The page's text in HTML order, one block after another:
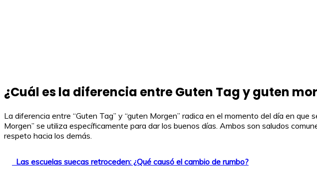
¿Cuál es la diferencia entre Guten Tag y guten
La diferencia entre “Guten Tag” y “guten Morgen” radica en el momento del día en
Morgen” se utiliza específicamente para dar los buenos días. Ambos son saludos
respeto hacia los demás.
Las escuelas suecas retroceden: ¿Qué causó el cambio de rumbo?